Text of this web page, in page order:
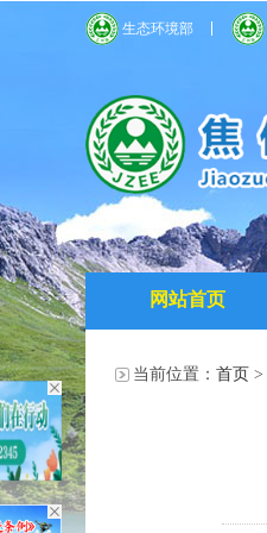
生态环境部
网站首页
当前位置： 首页 >